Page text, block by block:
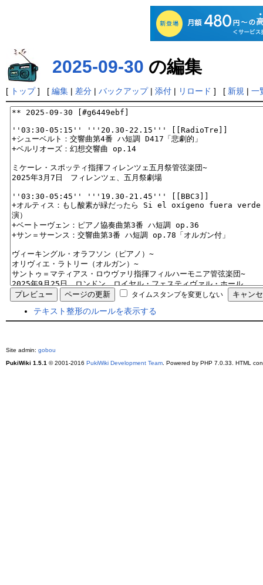
2025-09-30 の編集
[ トップ] [ 編集 | 差分 | バックアップ| 添付 | リロード ] [ 新規 | 一
タイムスタンプを変更しない
テキスト整形のルールを表示する
Site admin: gobou
PukiWiki 1.5.1 © 2001-2016 PukiWiki Development Team . Powered by PHP 7.0.33. HTML